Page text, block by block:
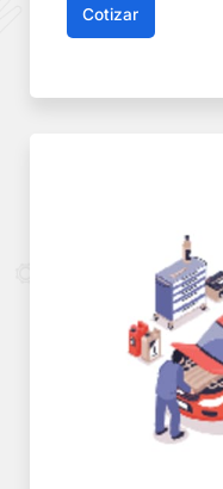
Cotizar